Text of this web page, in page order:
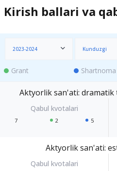
Kirish ballari va
2023-2024 Kunduzgi
Grant Shartnoma
Aktyorlik san'ati:
7 2 5
Aktyorlik san'ati: